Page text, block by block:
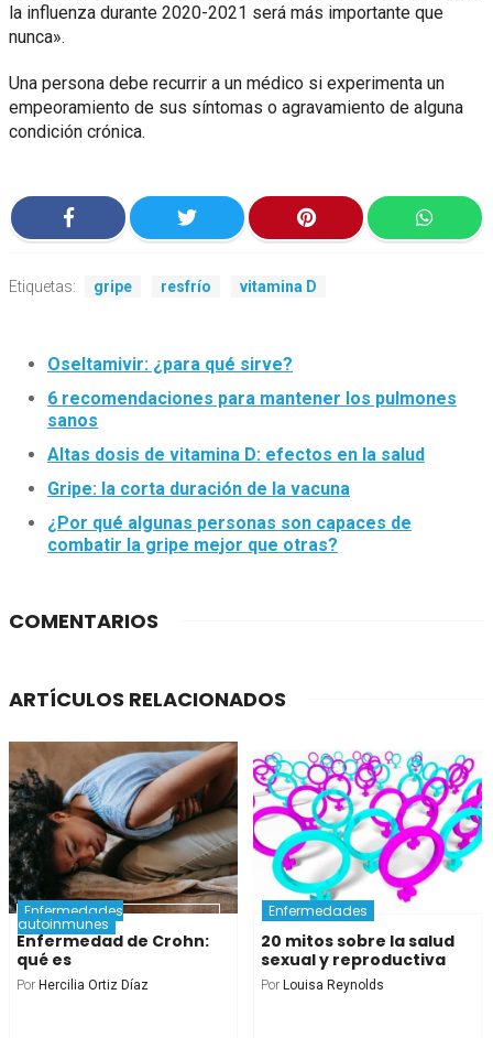
la influenza durante 2020-2021 será más importante que
nunca».
Una persona debe recurrir a un médico si experimenta un
empeoramiento de sus síntomas o agravamiento de alguna
condición crónica.
Etiquetas: gripe resfrío vitamina D
Oseltamivir: ¿para qué sirve?
6 recomendaciones para mantener los pulmones
sanos
Altas dosis de vitamina D: efectos en la salud
Gripe: la corta duración de la vacuna
¿Por qué algunas personas son capaces de
combatir la gripe mejor que otras?
COMENTARIOS
ARTÍCULOS RELACIONADOS
Enfermedades
autoinmunes
Enfermedad de Crohn:
qué es
Por Hercilia Ortiz Díaz
Enfermedades
20 mitos sobre la salud
sexual y reproductiva
Por Louisa Reynolds